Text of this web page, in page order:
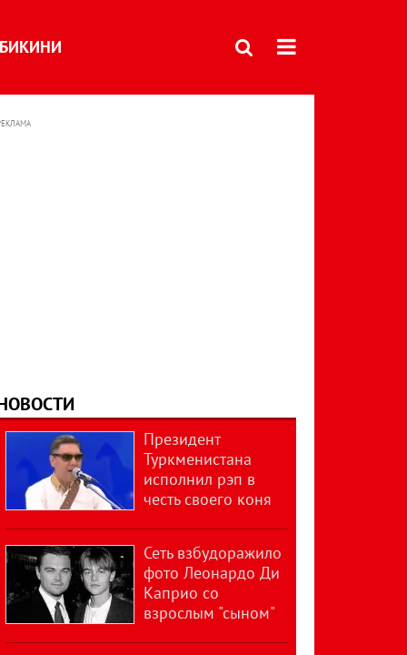
БИКИНИ
Президент
Туркменистана
исполнил рэп в
честь своего коня
Сеть взбудоражило
фото Леонардо Ди
Каприо со
взрослым "сыном"